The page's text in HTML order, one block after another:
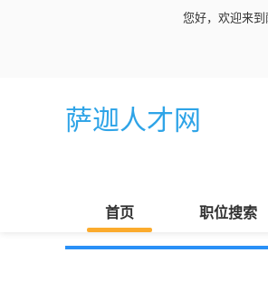
您好，欢迎来到
萨迦人才网
首页 职位搜索